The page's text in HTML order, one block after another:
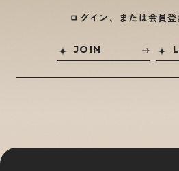
ログイン、または会員
JOIN